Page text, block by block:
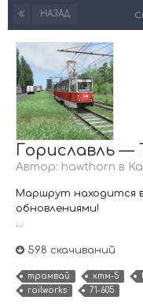
НАЗАД
Гориславль
Автор: hawthorn в
Маршрут находится
обновлениями!
598 скачиваний
трамвай ктм-5
railworks
71-605